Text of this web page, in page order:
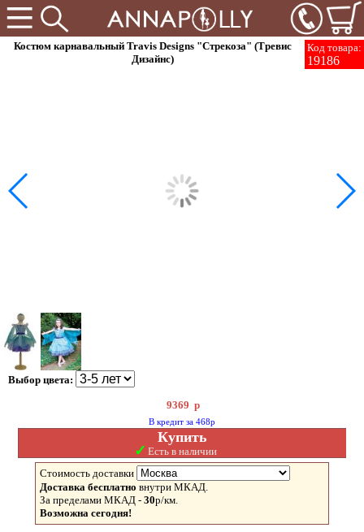
Код товара:
19186
Костюм карнавальный Travis Designs "Стрекоза" (Тревис
Дизайнс)
Выбор цвета:
9369 р
В кредит за 468р
Купить
✓ Есть в наличии
Стоимость доставки
Доставка бесплатно внутри МКАД.
За пределами МКАД - 30р/км.
Возможна сегодня!